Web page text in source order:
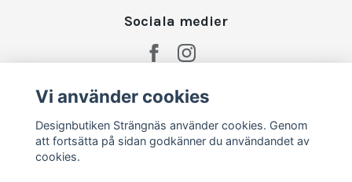
Sociala medier
Vi använder cookies
Designbutiken Strängnäs använder cookies. Genom
att fortsätta på sidan godkänner du användandet av
cookies.